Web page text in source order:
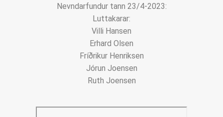
Nevndarfundur tann 23/4-2023:
Luttakarar:
Villi Hansen
Erhard Olsen
Fríðrikur Henriksen
Jórun Joensen
Ruth Joensen